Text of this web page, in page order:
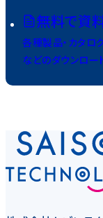
無料で資
各種製品・カタロ
などのダウンロー